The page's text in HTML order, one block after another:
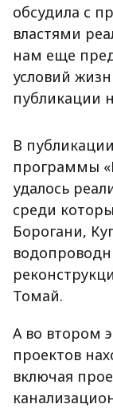
обсудила с
властями
нам еще
условий
публикации
В
программы
удалось
среди
Борогани,
Томай.
А во втором
проектов
включая